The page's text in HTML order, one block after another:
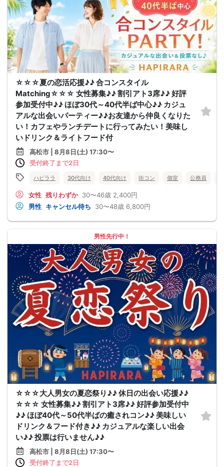
☆☆☆夏の恋活応援♪♪ 合コンスタイル
Matching☆☆☆ 女性募集♪♪ 割引アト3席♪♪ 好評
参加受付中♪♪ ほぼ30代～40代半ば中心♪♪ カジュ
アルな出会いパーティー♪♪お友達から仲良くなりた
い！カフェやランチデートに行ってみたい！美味し
いドリンク＆ライトフード付
高松市 | 8月8日(土) 17:30〜
受付終了まで2日
ハピララ 30代向け 40代向け 街コン 個室 公務員
女性 残りわずか 30〜46歳 2,400円
男性 キャンセル待ち 30〜48歳 6,800円
男性先行中！
☆☆☆大人男女の夏恋祭り♪♪ 休日の出会い応援♪♪
☆☆☆ 女性募集♪♪ 割引アト3席♪♪ 好評参加受付中
♪♪ ほぼ40代～50代半ばの癒されコン♪♪ 美味しい
ドリンク＆フード付き♪♪ カジュアルな楽しい出会
い♪♪ 投票は行いません♪♪
高松市 | 8月8日(土) 17:30〜
受付終了まで2日